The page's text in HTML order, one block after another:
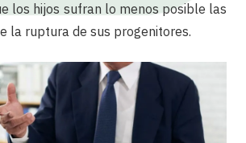
los hijos sufran lo menos posible las
la ruptura de sus progenitores.